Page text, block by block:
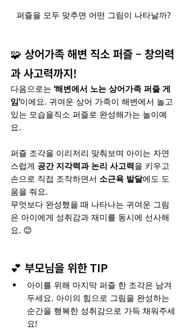
퍼즐을 모두 맞추면 어떤 그림이 나타날까?
🧩 상어가족 해변 직소 퍼즐 – 창의력
과 사고력까지!
다음으로는 ‘해변에서 노는 상어가족 퍼즐 게
임’이에요. 귀여운 상어 가족이 해변에서 놀고
있는 모습을직소 퍼즐로 완성해가는 놀이예
요.
퍼즐 조각을 이리저리 맞춰보며 아이는 자연
스럽게 공간 지각력과 논리 사고력을 키우고
손으로 직접 조작하면서 소근육 발달에도 도
움을 줘요.
무엇보다 완성했을 때 나타나는 귀여운 그림
은 아이에게 성취감과 재미를 동시에 선사해
요. 😊
💕 부모님을 위한 TIP
아이를 위해 마지막 퍼즐 한 조각은 남겨
두세요. 아이의 힘으로 그림을 완성하는
순간을 행복한 성취감으로 가득 채워주세
요!